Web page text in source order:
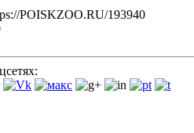
POISKZOO.RU/193940